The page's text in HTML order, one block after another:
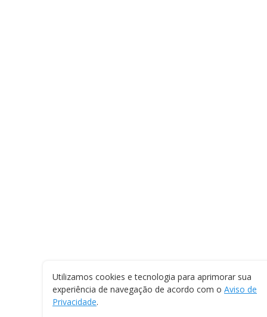
Utilizamos cookies e tecnologia para aprimorar sua
experiência de navegação de acordo com o Aviso de
Privacidade.